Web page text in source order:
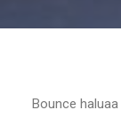
Bounce